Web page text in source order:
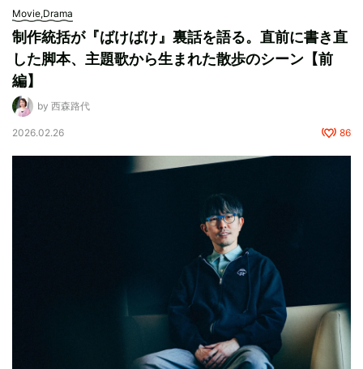
Movie,Drama
制作統括が『ばけばけ』裏話を語る。直前に書き直
した脚本、主題歌から生まれた散歩のシーン【前
編】
by 西森路代
2026.02.26 86